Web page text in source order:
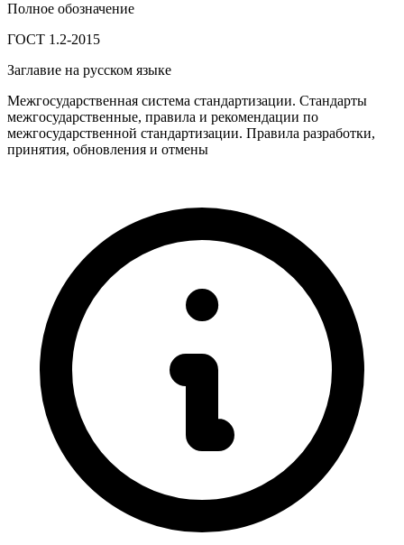
Полное обозначение
ГОСТ 1.2-2015
Заглавие на русском языке
Межгосударственная система стандартизации. Стандарты
межгосударственные, правила и рекомендации по
межгосударственной стандартизации. Правила разработки,
принятия, обновления и отмены